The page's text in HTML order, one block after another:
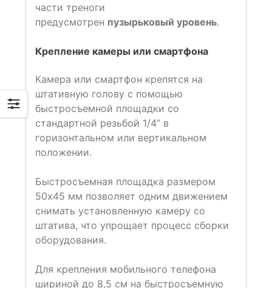
части треноги
предусмотрен пузырьковый уровень.
Крепление камеры или смартфона
Камера или смартфон крепятся на
штативную голову с помощью
быстросъемной площадки со
стандартной резьбой 1/4” в
горизонтальном или вертикальном
положении.
Быстросъемная площадка размером
50х45 мм позволяет одним движением
снимать установленную камеру со
штатива, что упрощает процесс сборки
оборудования.
Для крепления мобильного телефона
шириной до 8,5 см на быстросъемную